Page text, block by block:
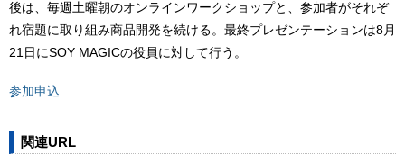
後は、毎週土曜朝のオンラインワークショップと、参加者がそれぞ
れ宿題に取り組み商品開発を続ける。最終プレゼンテーションは8月
21日にSOY MAGICの役員に対して行う。
参加申込
関連URL